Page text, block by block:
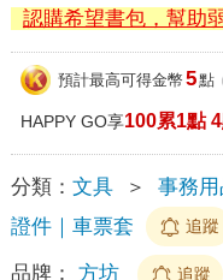
認購希望書包，幫助
預計最高可得金幣 5點
HAPPY GO享100累1點
分類： 文具 ＞ 事務用
證件｜車票套
追蹤
品牌： 方坊 追蹤